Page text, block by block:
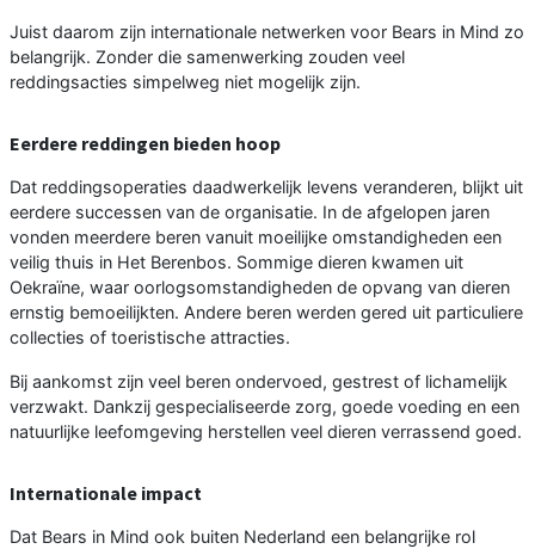
Juist daarom zijn internationale netwerken voor Bears in Mind zo
belangrijk. Zonder die samenwerking zouden veel
reddingsacties simpelweg niet mogelijk zijn.
Eerdere reddingen bieden hoop
Dat reddingsoperaties daadwerkelijk levens veranderen, blijkt uit
eerdere successen van de organisatie. In de afgelopen jaren
vonden meerdere beren vanuit moeilijke omstandigheden een
veilig thuis in Het Berenbos. Sommige dieren kwamen uit
Oekraïne, waar oorlogsomstandigheden de opvang van dieren
ernstig bemoeilijkten. Andere beren werden gered uit particuliere
collecties of toeristische attracties.
Bij aankomst zijn veel beren ondervoed, gestrest of lichamelijk
verzwakt. Dankzij gespecialiseerde zorg, goede voeding en een
natuurlijke leefomgeving herstellen veel dieren verrassend goed.
Internationale impact
Dat Bears in Mind ook buiten Nederland een belangrijke rol